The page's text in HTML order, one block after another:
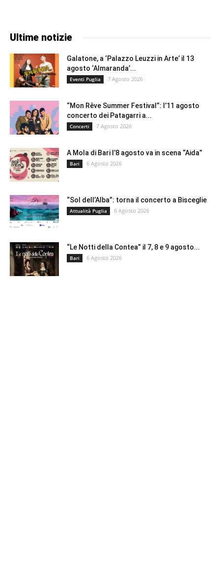
Ultime notizie
Galatone, a ‘Palazzo Leuzzi in Arte’ il 13
agosto ‘Almaranda’...
Eventi Puglia 7 Agosto 2026
“Mon Rêve Summer Festival”: l’11 agosto
concerto dei Patagarri a...
Concerti 7 Agosto 2026
A Mola di Bari l’8 agosto va in scena “Aida”
Bari 6 Agosto 2026
“Sol dell’Alba”: torna il concerto a Bisceglie
Attualità Puglia 6 Agosto 2026
“Le Notti della Contea” il 7, 8 e 9 agosto...
Bari 6 Agosto 2026